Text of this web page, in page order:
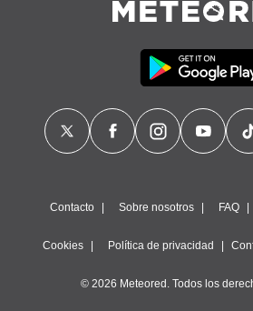
Contacto Sobre nosotros FAQ
Cookies Política de privacidad
© 2026 Meteored. Todos los